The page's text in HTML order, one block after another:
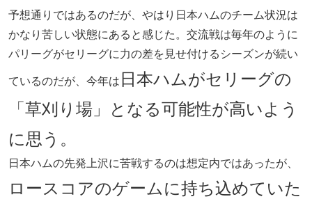
予想通りではあるのだが、やはり日本ハムのチーム状況は
かなり苦しい状態にあると感じた。交流戦は毎年のように
パリーグがセリーグに力の差を見せ付けるシーズンが続い
ているのだが、今年は 日本ハムがセリーグの
「草刈り場」となる可能性が高いよう
に思う。
日本ハムの先発上沢に苦戦するのは想定内ではあったが、
ロースコアのゲームに持ち込めていた